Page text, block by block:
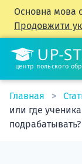
Основна мова
Продовжити
центр польского
Главная
или где
подрабатывать?